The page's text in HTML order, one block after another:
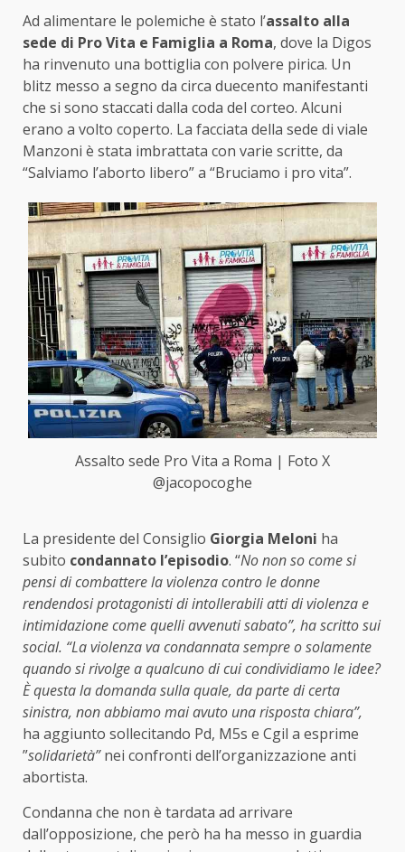
Ad alimentare le polemiche è stato l’assalto alla
sede di Pro Vita e Famiglia a Roma, dove la Digos
ha rinvenuto una bottiglia con polvere pirica. Un
blitz messo a segno da circa duecento manifestanti
che si sono staccati dalla coda del corteo. Alcuni
erano a volto coperto. La facciata della sede di viale
Manzoni è stata imbrattata con varie scritte, da
“Salviamo l’aborto libero” a “Bruciamo i pro vita”.
Assalto sede Pro Vita a Roma | Foto X
@jacopocoghe
La presidente del Consiglio Giorgia Meloni ha
subito condannato l’episodio. “No non so come si
pensi di combattere la violenza contro le donne
rendendosi protagonisti di intollerabili atti di violenza e
intimidazione come quelli avvenuti sabato”, ha scritto sui
social. “La violenza va condannata sempre o solamente
quando si rivolge a qualcuno di cui condividiamo le idee?
È questa la domanda sulla quale, da parte di certa
sinistra, non abbiamo mai avuto una risposta chiara”,
ha aggiunto sollecitando Pd, M5s e Cgil a esprime
”solidarietà”nei confronti dell’organizzazione anti
abortista.
Condanna che non è tardata ad arrivare
dall’opposizione, che però ha ha messo in guardia